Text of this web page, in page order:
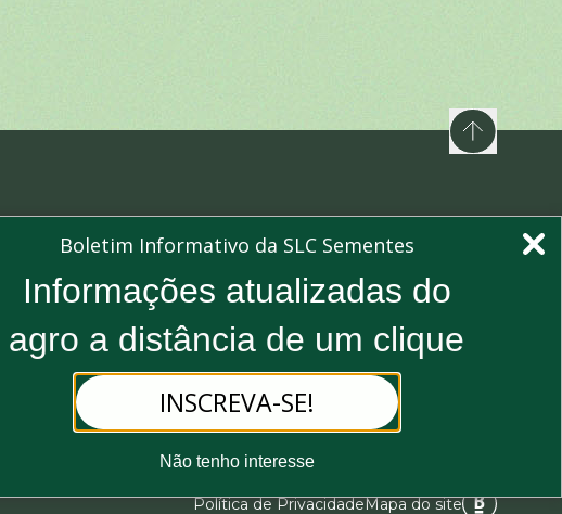
Boletim Informativo da SLC Sementes
Informações atualizadas do
agro a distância de um clique
INSCREVA-SE!
Não tenho interesse
Assinar
Ao se inscrever, você concorda com nossa Política de Privacidade e consente
em receber atualizações de nossa empresa.
Política de PrivacidadeMapa do site